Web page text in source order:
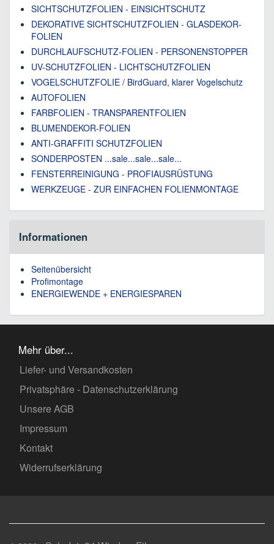
SICHTSCHUTZFOLIEN - EINSICHTSCHUTZ
DEKORATIVE SICHTSCHUTZFOLIEN - GLASDEKOR-
FOLIEN
DURCHLAUFSCHUTZ-FOLIEN - PERSONENSTOPPER
UV-SCHUTZFOLIEN - LICHTSCHUTZFOLIEN
VOGELSCHUTZFOLIE / BirdGuard, klarer Vogelschutz
AUTOFOLIEN
FARBFOLIEN - TRANSPARENTFOLIEN
BLUMENDEKOR-FOLIEN
ANTI-GRAFFITI SCHUTZFOLIEN
SONDERPOSTEN ...sale...sale...sale...
FENSTERREINIGUNG - PROFIAUSRÜSTUNG
WERKZEUGE - ZUR EINFACHEN FOLIENMONTAGE
Informationen
Seitenübersicht
Profimontage
ENERGIEWENDE + ENERGIESPAREN
Mehr über...
Liefer- und Versandkosten
Privatsphäre - Datenschutzerklärung
Unsere AGB
Impressum
Kontakt
Widerrufserklärung